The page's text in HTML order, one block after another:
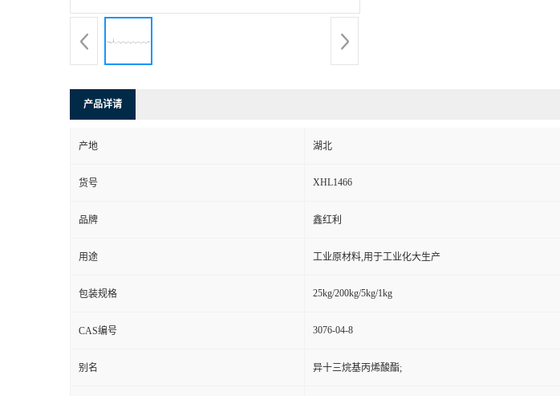
产品详请
产地 湖北
货号 XHL1466
品牌 鑫红利
用途 工业原材料,用于工业化大生产
包装规格 25kg/200kg/5kg/1kg
CAS编号 3076-04-8
别名 异十三烷基丙烯酸酯;